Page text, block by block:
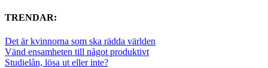
TRENDAR:
Det är kvinnorna som ska rädda världen
Vänd ensamheten till något produktivt
Studielån, lösa ut eller inte?